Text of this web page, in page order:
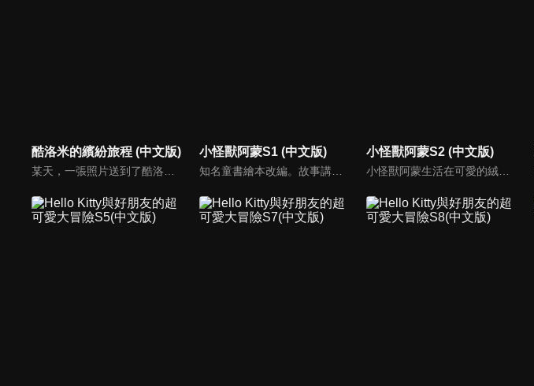
酷洛米的繽紛旅程 (中文版) 小怪獸阿蒙S1 (中文版)
知名童書繪本改編。故事講述的是小怪獸阿蒙醜醜的外表下，有著一顆敏感細膩的心。他希望有人能愛他，包容他，陪伴他，愛他本來的樣子。這個系列圍繞“愛”的主題，恰恰是父母對孩子所有愛的表現。
小怪獸阿蒙S2 (中文版)